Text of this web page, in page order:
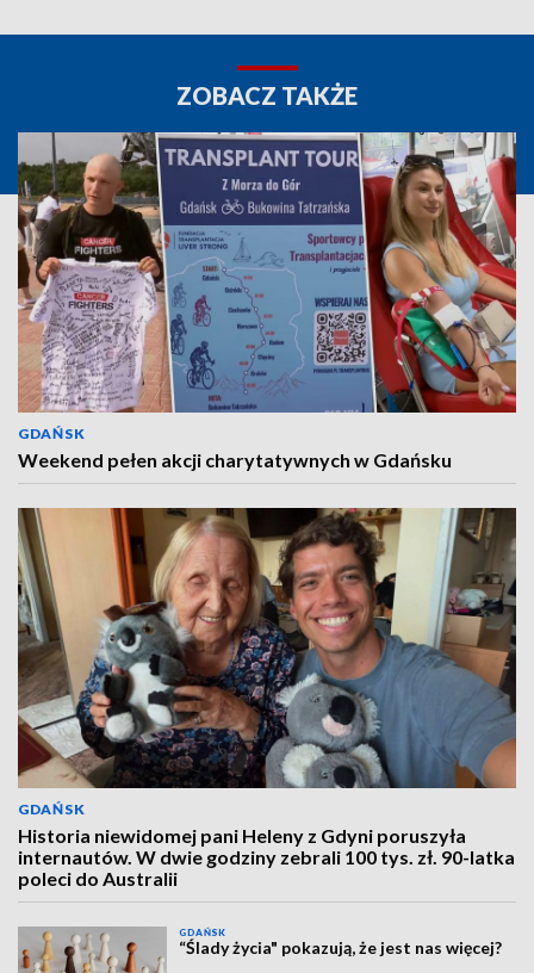
ZOBACZ TAKŻE
GDAŃSK
Weekend pełen akcji charytatywnych w Gdańsku
GDAŃSK
Historia niewidomej pani Heleny z Gdyni poruszyła
internautów. W dwie godziny zebrali 100 tys. zł. 90-latka
poleci do Australii
GDAŃSK
“Ślady życia" pokazują, że jest nas więcej?